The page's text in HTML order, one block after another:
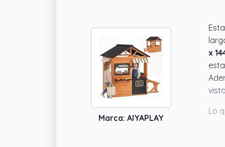
Marca: AIYAPLAY
x
Lo